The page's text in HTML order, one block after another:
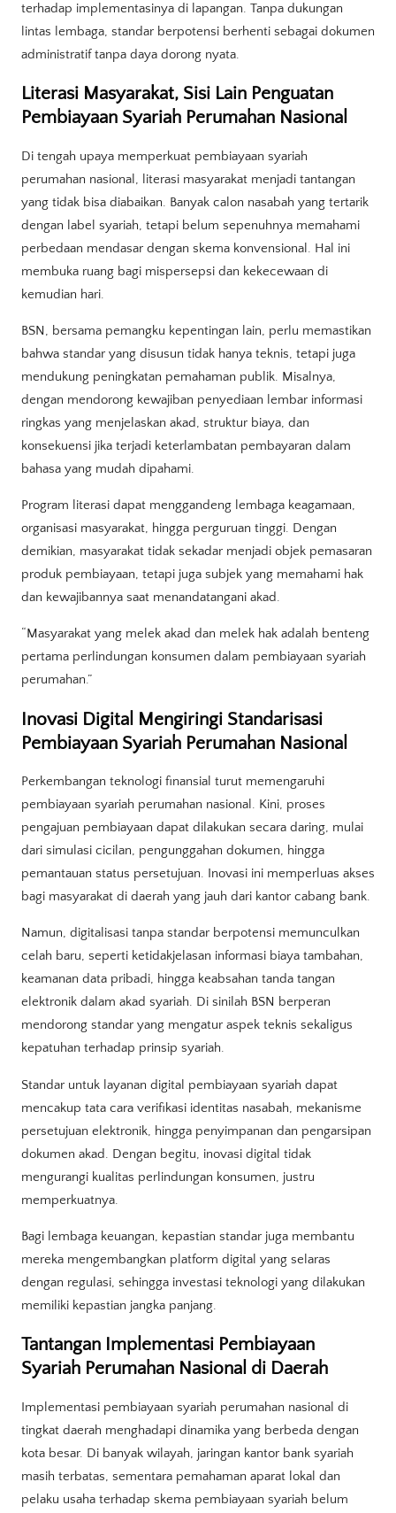
terhadap implementasinya di lapangan. Tanpa dukungan
lintas lembaga, standar berpotensi berhenti sebagai dokumen
administratif tanpa daya dorong nyata.
Literasi Masyarakat, Sisi Lain Penguatan
Pembiayaan Syariah Perumahan Nasional
Di tengah upaya memperkuat pembiayaan syariah
perumahan nasional, literasi masyarakat menjadi tantangan
yang tidak bisa diabaikan. Banyak calon nasabah yang tertarik
dengan label syariah, tetapi belum sepenuhnya memahami
perbedaan mendasar dengan skema konvensional. Hal ini
membuka ruang bagi mispersepsi dan kekecewaan di
kemudian hari.
BSN, bersama pemangku kepentingan lain, perlu memastikan
bahwa standar yang disusun tidak hanya teknis, tetapi juga
mendukung peningkatan pemahaman publik. Misalnya,
dengan mendorong kewajiban penyediaan lembar informasi
ringkas yang menjelaskan akad, struktur biaya, dan
konsekuensi jika terjadi keterlambatan pembayaran dalam
bahasa yang mudah dipahami.
Program literasi dapat menggandeng lembaga keagamaan,
organisasi masyarakat, hingga perguruan tinggi. Dengan
demikian, masyarakat tidak sekadar menjadi objek pemasaran
produk pembiayaan, tetapi juga subjek yang memahami hak
dan kewajibannya saat menandatangani akad.
“Masyarakat yang melek akad dan melek hak adalah benteng
pertama perlindungan konsumen dalam pembiayaan syariah
perumahan.”
Inovasi Digital Mengiringi Standarisasi
Pembiayaan Syariah Perumahan Nasional
Perkembangan teknologi finansial turut memengaruhi
pembiayaan syariah perumahan nasional. Kini, proses
pengajuan pembiayaan dapat dilakukan secara daring, mulai
dari simulasi cicilan, pengunggahan dokumen, hingga
pemantauan status persetujuan. Inovasi ini memperluas akses
bagi masyarakat di daerah yang jauh dari kantor cabang bank.
Namun, digitalisasi tanpa standar berpotensi memunculkan
celah baru, seperti ketidakjelasan informasi biaya tambahan,
keamanan data pribadi, hingga keabsahan tanda tangan
elektronik dalam akad syariah. Di sinilah BSN berperan
mendorong standar yang mengatur aspek teknis sekaligus
kepatuhan terhadap prinsip syariah.
Standar untuk layanan digital pembiayaan syariah dapat
mencakup tata cara verifikasi identitas nasabah, mekanisme
persetujuan elektronik, hingga penyimpanan dan pengarsipan
dokumen akad. Dengan begitu, inovasi digital tidak
mengurangi kualitas perlindungan konsumen, justru
memperkuatnya.
Bagi lembaga keuangan, kepastian standar juga membantu
mereka mengembangkan platform digital yang selaras
dengan regulasi, sehingga investasi teknologi yang dilakukan
memiliki kepastian jangka panjang.
Tantangan Implementasi Pembiayaan
Syariah Perumahan Nasional di Daerah
Implementasi pembiayaan syariah perumahan nasional di
tingkat daerah menghadapi dinamika yang berbeda dengan
kota besar. Di banyak wilayah, jaringan kantor bank syariah
masih terbatas, sementara pemahaman aparat lokal dan
pelaku usaha terhadap skema pembiayaan syariah belum